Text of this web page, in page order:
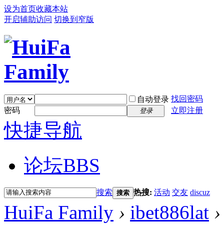
设为首页收藏本站
开启辅助访问 切换到窄版
自动登录 找回密码
密码
登录 立即注册
快捷导航
论坛BBS
搜索 搜索 热搜: 活动 交友 discuz
HuiFa Family › ibet886lat ›